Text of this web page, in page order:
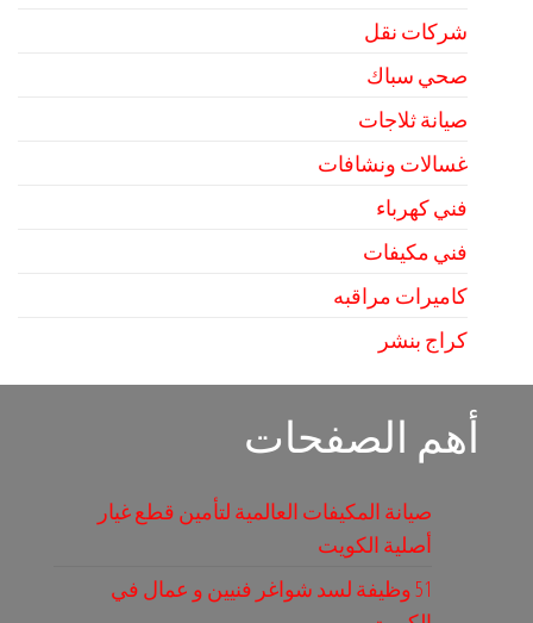
شركات نقل
صحي سباك
صيانة ثلاجات
غسالات ونشافات
فني كهرباء
فني مكيفات
كاميرات مراقبه
كراج بنشر
أهم الصفحات
صيانة المكيفات العالمية لتأمين قطع غيار
أصلية الكويت
51 وظيفة لسد شواغر فنيين و عمال في